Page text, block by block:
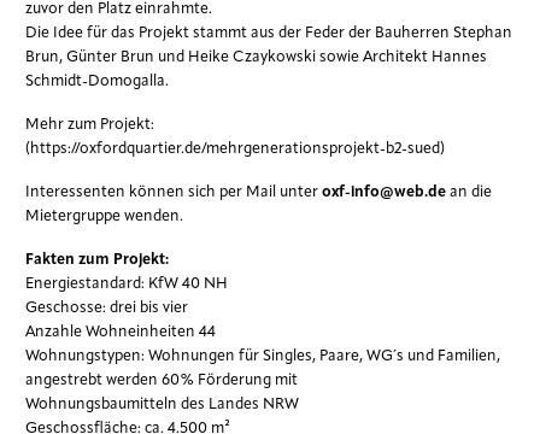
zuvor den Platz einrahmte.
Die Idee für das Projekt stammt aus der Feder der Bauherren Stephan
Brun, Günter Brun und Heike Czaykowski sowie Architekt Hannes
Schmidt-Domogalla.
Mehr zum Projekt:
(https://oxfordquartier.de/mehrgenerationsprojekt-b2-sued)
Interessenten können sich per Mail unter oxf-info@web.de an die
Mietergruppe wenden.
Fakten zum Projekt:
Energiestandard: KfW 40 NH
Geschosse: drei bis vier
Anzahle Wohneinheiten 44
Wohnungstypen: Wohnungen für Singles, Paare, WG´s und Familien,
angestrebt werden 60% Förderung mit
Wohnungsbaumitteln des Landes NRW
Geschossfläche: ca. 4.500 m²